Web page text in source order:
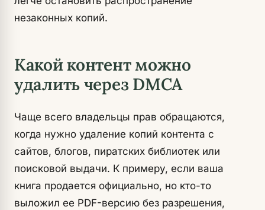
незаконных копий.
Какой контент можно
удалить через DMCA
Чаще всего владельцы прав обращаются,
когда нужно удаление копий контента с
сайтов, блогов, пиратских библиотек или
поисковой выдачи. К примеру, если ваша
книга продается официально, но кто-то
выложил ее PDF-версию без разрешения,